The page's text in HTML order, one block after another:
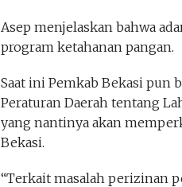
Asep menjelaskan bahwa
program ketahanan pangan.
Saat ini Pemkab Bekasi pun
Peraturan Daerah tentang
yang nantinya akan
Bekasi.
“Terkait masalah perizinan